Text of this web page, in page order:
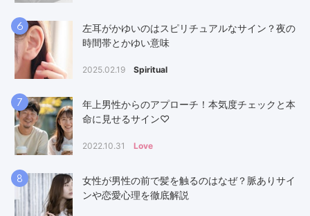
6
左耳がかゆいのはスピリチュアルなサイン？夜の
時間帯とかゆい意味
2025.02.19 Spiritual
7
年上男性からのアプローチ！本気度チェックと本
命に見せるサイン♡
2022.10.31 Love
8
女性が男性の前で髪を触るのはなぜ？脈ありサイ
ンや恋愛心理を徹底解説